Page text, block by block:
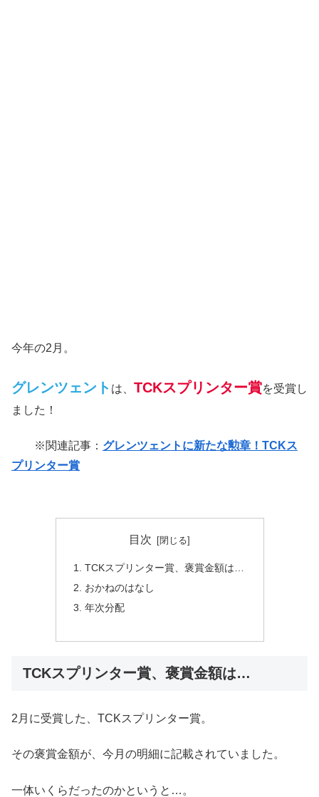
今年の2月。
グレンツェント は、 TCKスプリンター賞を受賞し
ました！
※関連記事： グレンツェントに新たな勲章！TCKス
プリンター賞
目次
TCKスプリンター賞、褒賞金額は…
おかねのはなし
年次分配
TCKスプリンター賞、褒賞金額は…
2月に受賞した、TCKスプリンター賞。
その褒賞金額が、今月の明細に記載されていました。
一体いくらだったのかというと…。